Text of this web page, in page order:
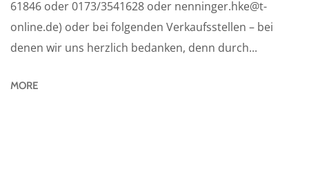
61846 oder 0173/3541628 oder nenninger.hke@t-
online.de) oder bei folgenden Verkaufsstellen – bei
denen wir uns herzlich bedanken, denn durch...
MORE